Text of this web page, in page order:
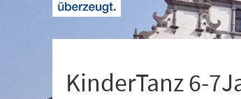
KinderTanz 6-